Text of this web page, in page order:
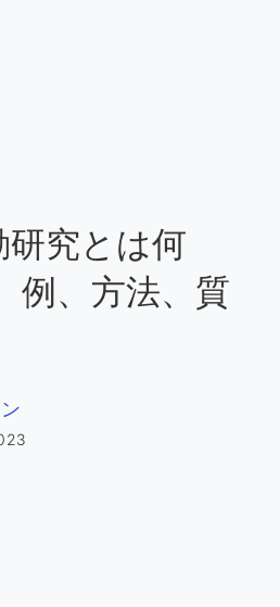
研究とは何
例、方法、質